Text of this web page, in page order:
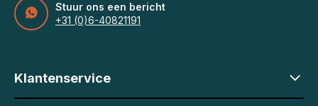
Stuur ons een bericht
+31 (0)6-40821191
Klantenservice